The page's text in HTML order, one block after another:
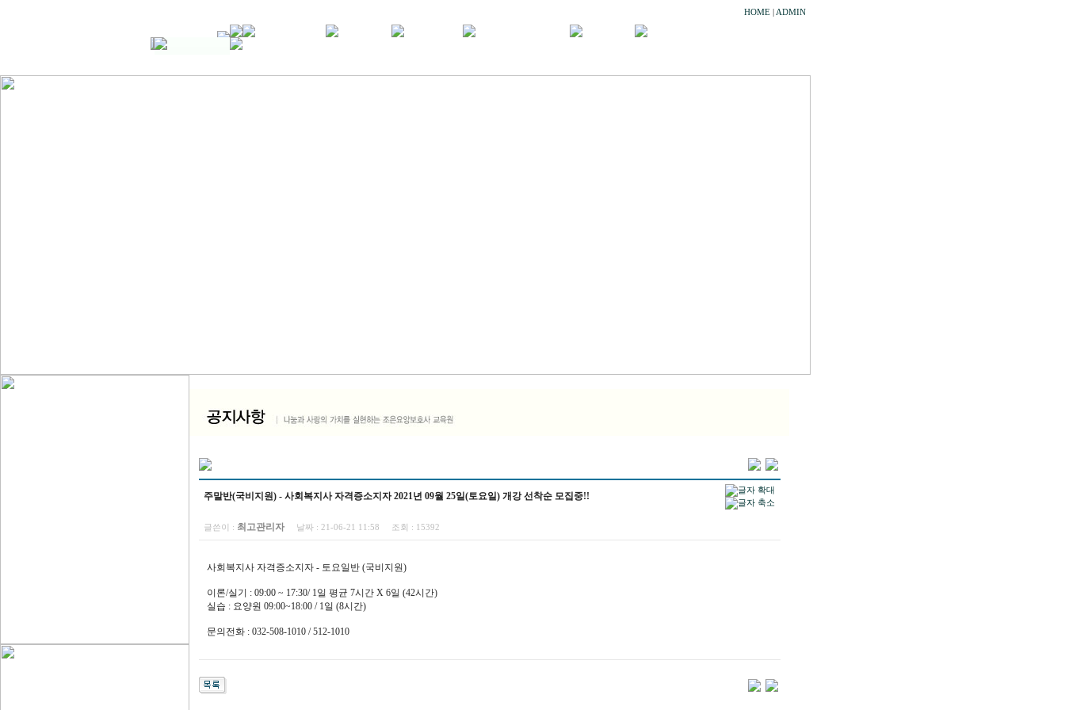
HOME | ADMIN
주말반(국비지원) - 사회복지사 자격증소지자 2021년 09월 25일(토요일) 개강 선착순 모집중!!
글쓴이 : 최고관리자 날짜 : 21-06-21 11:58 조회 : 15392
사회복지사 자격증소지자 - 토요일반 (국비지원)
이론/실기 : 09:00 ~ 17:30/ 1일 평균 7시간 X 6일 (42시간)
실습 : 요양원 09:00~18:00 / 1일 (8시간)
문의전화 : 032-508-1010 / 512-1010